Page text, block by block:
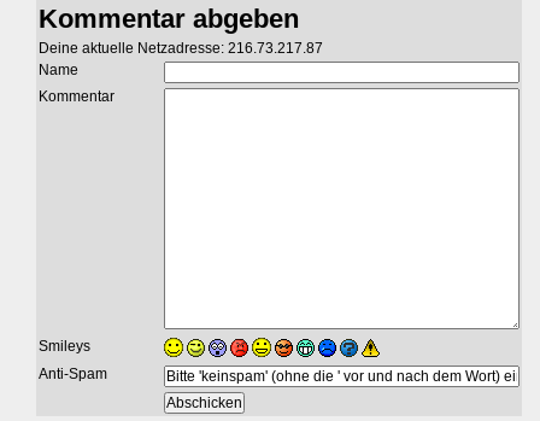
Kommentar abgeben
Deine aktuelle Netzadresse: 216.73.217.87
Name
Kommentar
Smileys
Anti-Spam